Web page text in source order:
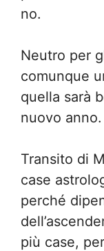
no.
Neutro per
comunque
quella sarà
nuovo anno.
Transito di
case
perché
più case,